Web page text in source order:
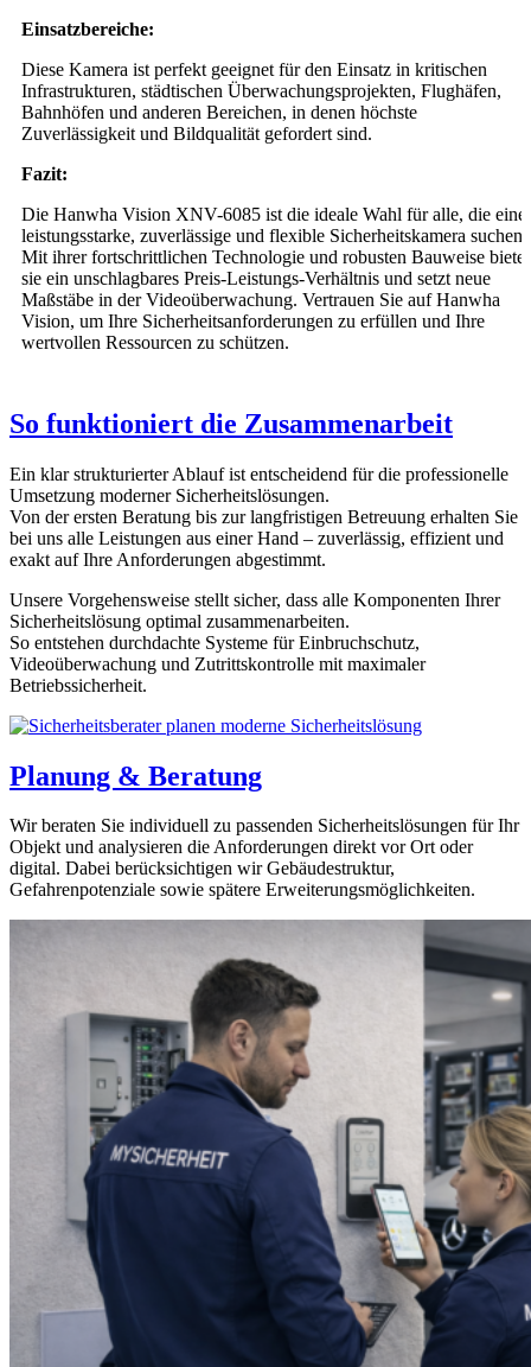
Einsatzbereiche:
Diese Kamera ist perfekt geeignet für den Einsatz in kritischen
Infrastrukturen, städtischen Überwachungsprojekten, Flughäfen,
Bahnhöfen und anderen Bereichen, in denen höchste
Zuverlässigkeit und Bildqualität gefordert sind.
Fazit:
Die Hanwha Vision XNV-6085 ist die ideale Wahl für alle, die eine
leistungsstarke, zuverlässige und flexible Sicherheitskamera suchen.
Mit ihrer fortschrittlichen Technologie und robusten Bauweise bietet
sie ein unschlagbares Preis-Leistungs-Verhältnis und setzt neue
Maßstäbe in der Videoüberwachung. Vertrauen Sie auf Hanwha
Vision, um Ihre Sicherheitsanforderungen zu erfüllen und Ihre
wertvollen Ressourcen zu schützen.
So funktioniert die Zusammenarbeit
Ein klar strukturierter Ablauf ist entscheidend für die professionelle
Umsetzung moderner Sicherheitslösungen.
Von der ersten Beratung bis zur langfristigen Betreuung erhalten Sie
bei uns alle Leistungen aus einer Hand – zuverlässig, effizient und
exakt auf Ihre Anforderungen abgestimmt.
Unsere Vorgehensweise stellt sicher, dass alle Komponenten Ihrer
Sicherheitslösung optimal zusammenarbeiten.
So entstehen durchdachte Systeme für Einbruchschutz,
Videoüberwachung und Zutrittskontrolle mit maximaler
Betriebssicherheit.
Planung & Beratung
Wir beraten Sie individuell zu passenden Sicherheitslösungen für Ihr
Objekt und analysieren die Anforderungen direkt vor Ort oder
digital. Dabei berücksichtigen wir Gebäudestruktur,
Gefahrenpotenziale sowie spätere Erweiterungsmöglichkeiten.